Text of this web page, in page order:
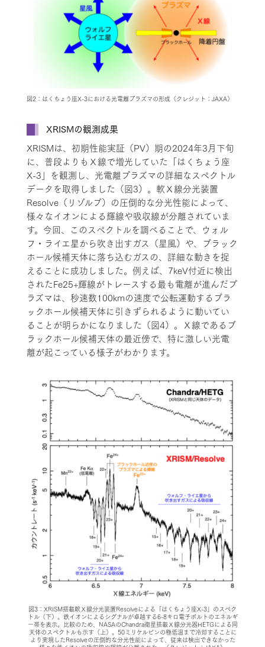
図2：はくちょう座X-3における光電離プラズマの形成（クレジット：JAXA）
XRISMの観測成果
XRISMは、初期性能実証（PV）期の2024年3月下旬
に、普段よりもＸ線で増光していた「はくちょう座
X-3」を観測し、光電離プラズマの詳細なスペクトル
データを取得しました（図3）。軟Ｘ線分光装置
Resolve（リゾルブ）の圧倒的な分光性能によって、
様々なイオンによる輝線や吸収線が分離されていま
す。今回、このスペクトルを調べることで、ウォル
フ・ライエ星から吹き出すガス（星風）や、ブラック
ホール候補天体に落ち込むガスの、詳細な動きを捉
えることに成功しました。例えば、7keV付近に検出
されたFe25+輝線がトレースする最も電離が進んだプ
ラズマは、秒速数100kmの速度で公転運動するブラ
ックホール候補天体に引きずられるように動いてい
ることが明らかになりました（図4）。Ｘ線であるブ
ラックホール候補天体の最近傍で、特に激しい光電
離が起こっている様子がわかります。
図3：XRISM搭載軟Ｘ線分光装置Resolveによる「はくちょう座X-3」のスペク
トル（下）。鉄イオンによるシグナルが卓越する6-8キロ電子ボルトのエネルギ
ー帯を表示。比較のため、NASAのChandra衛星搭載Ｘ線分光器HETGによる同
天体のスペクトルも示す（上）。50ミリケルビンの極低温まで冷却することに
より実現したResolveの圧倒的な分光性能によって、従来は検出できなかった